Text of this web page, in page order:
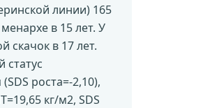
линии) 165
в 15 лет. У
скачок в 17 лет.
статус
роста=-2,10),
кг/м2, SDS